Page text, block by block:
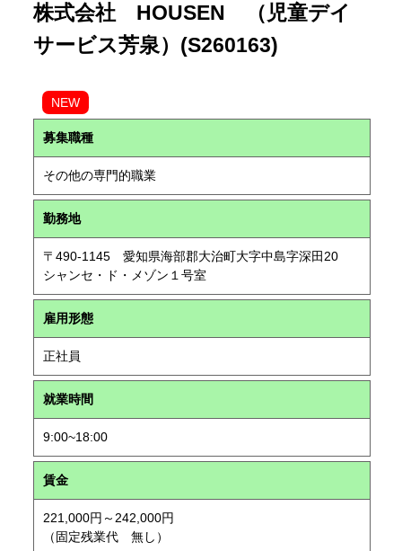
株式会社 HOUSEN （児童デイ
サービス芳泉）(S260163)
NEW
募集職種
その他の専門的職業
勤務地
〒490-1145 愛知県海部郡大治町大字中島字深田20
シャンセ・ド・メゾン１号室
雇用形態
正社員
就業時間
9:00~18:00
賃金
221,000円～242,000円
（固定残業代 無し）